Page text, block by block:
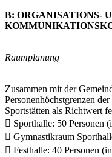
B: ORGANISATIONS-
Raumplanung
Zusammen mit der
Personenhöchstgrenzen
Sportstätten als Richtwert
 Sporthalle: 50 Personen
 Gymnastikraum
 Festhalle: 40 Personen